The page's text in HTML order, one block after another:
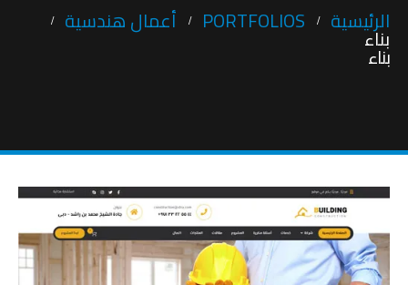
الرئيسية PORTFOLIOS أعمال هندسية
بناء
بناء